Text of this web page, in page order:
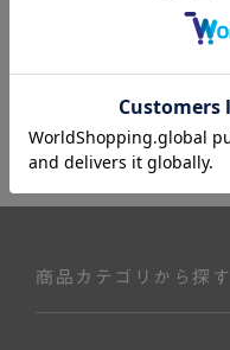
商品カテゴリから探す